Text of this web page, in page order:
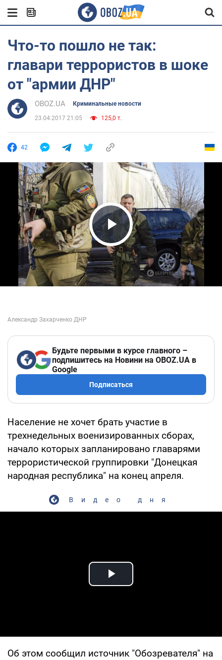
Что-то пошло не так:
главари террористов в шоке
от "армии ДНР"
OBOZ.UA Криминальные новости
23.04.2017 21:05 125,0 т.
42
Play Video
Будьте первыми в курсе главного –
подпишитесь на Новини на OBOZ.UA в
Google
Подписаться
Население не хочет брать участие в
трехнедельных военизированных сборах,
начало которых запланировано главарями
террористической группировки "Донецкая
народная республика" на конец апреля.
Видео дня
Play Video
Об этом сообщил источник "Обозревателя" на